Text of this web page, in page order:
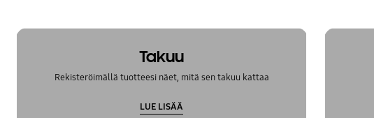
Takuu
Rekisteröimällä tuotteesi näet, mitä sen takuu kattaa
LUE LISÄÄ